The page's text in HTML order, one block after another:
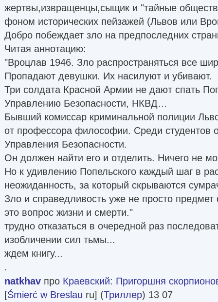
жертвы,извращенцы,сыщик и "тайные
фоном исторических пейзажей (Львов или
Добро побеждает зло на предпоследних
Читая аннотацию:
"Вроцлав 1946. Зло распространяться все
Пропадают девушки. Их насилуют и убивают.
Три солдата Красной Армии не дают спать
Управлению Безопасности, НКВД…
Бывший комиссар криминальной полиции
от профессора философии. Среди студентов
Управления Безопасности.
Он должен найти его и отделить. Ничего не
Но к удивлению Попельского каждый шаг в
неожиданность, за который скрываются
Зло и справедливость уже не просто
это вопрос жизни и смерти."
трудно отказаться в очередной раз
изобличении сил тьмы...
ждем книгу...
.
natkhav про Краевский: Пригоршня
[Śmierć w Breslau ru] (Триллер) 13 07